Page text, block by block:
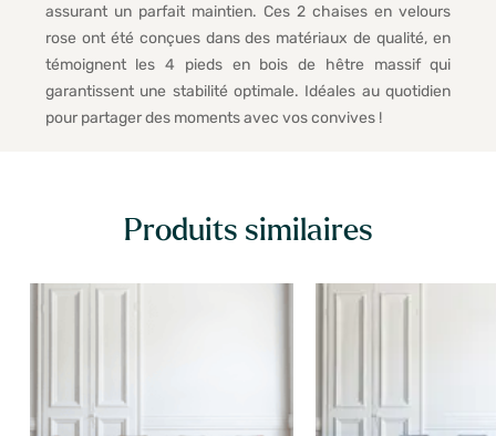
assurant un parfait maintien. Ces 2 chaises en velours
rose ont été conçues dans des matériaux de qualité, en
témoignent les 4 pieds en bois de hêtre massif qui
garantissent une stabilité optimale. Idéales au quotidien
pour partager des moments avec vos convives !
Produits similaires